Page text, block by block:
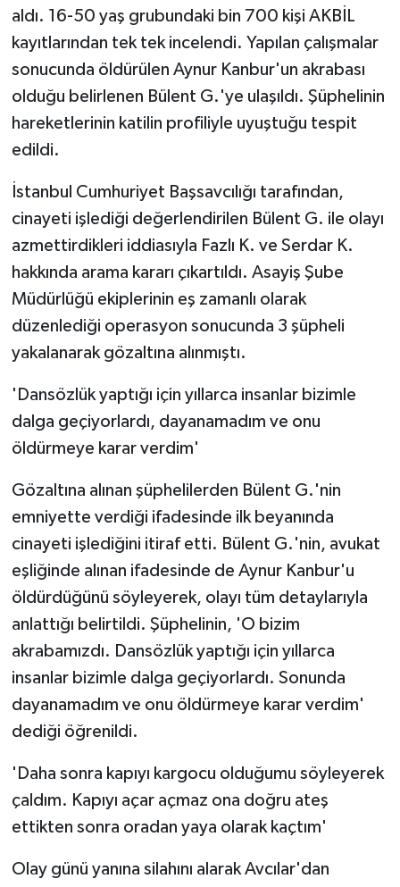
aldı. 16-50 yaş grubundaki bin 700 kişi AKBİL
kayıtlarından tek tek incelendi. Yapılan çalışmalar
sonucunda öldürülen Aynur Kanbur'un akrabası
olduğu belirlenen Bülent G.'ye ulaşıldı. Şüphelinin
hareketlerinin katilin profiliyle uyuştuğu tespit
edildi.
İstanbul Cumhuriyet Başsavcılığı tarafından,
cinayeti işlediği değerlendirilen Bülent G. ile olayı
azmettirdikleri iddiasıyla Fazlı K. ve Serdar K.
hakkında arama kararı çıkartıldı. Asayiş Şube
Müdürlüğü ekiplerinin eş zamanlı olarak
düzenlediği operasyon sonucunda 3 şüpheli
yakalanarak gözaltına alınmıştı.
'Dansözlük yaptığı için yıllarca insanlar bizimle
dalga geçiyorlardı, dayanamadım ve onu
öldürmeye karar verdim'
Gözaltına alınan şüphelilerden Bülent G.'nin
emniyette verdiği ifadesinde ilk beyanında
cinayeti işlediğini itiraf etti. Bülent G.'nin, avukat
eşliğinde alınan ifadesinde de Aynur Kanbur'u
öldürdüğünü söyleyerek, olayı tüm detaylarıyla
anlattığı belirtildi. Şüphelinin, 'O bizim
akrabamızdı. Dansözlük yaptığı için yıllarca
insanlar bizimle dalga geçiyorlardı. Sonunda
dayanamadım ve onu öldürmeye karar verdim'
dediği öğrenildi.
'Daha sonra kapıyı kargocu olduğumu söyleyerek
çaldım. Kapıyı açar açmaz ona doğru ateş
ettikten sonra oradan yaya olarak kaçtım'
Olay günü yanına silahını alarak Avcılar'dan